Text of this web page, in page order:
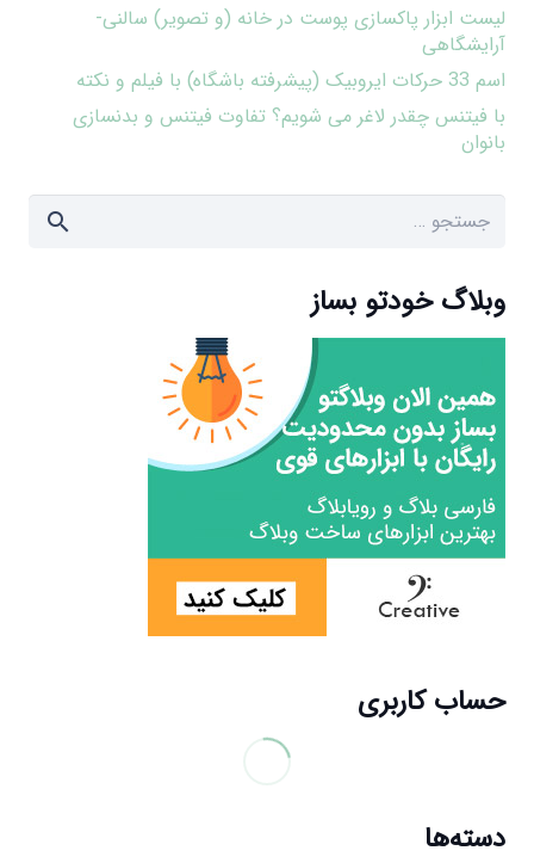
لیست ابزار پاکسازی پوست در خانه (و تصویر) سالنی-
آرایشگاهی
اسم 33 حرکات ایروبیک (پیشرفته باشگاه) با فیلم و نکته
با فیتنس چقدر لاغر می شویم؟ تفاوت فیتنس و بدنسازی
بانوان
جستجو
وبلاگ خودتو بساز
حساب کاربری
دسته‌ها